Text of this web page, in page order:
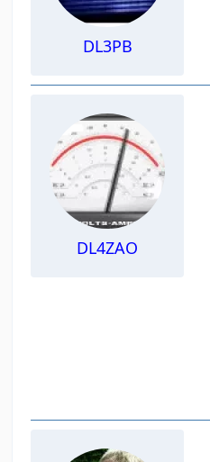
DL3PB
DL4ZAO